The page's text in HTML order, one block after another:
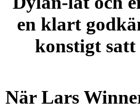
en klart
konstigt satt
När Lars